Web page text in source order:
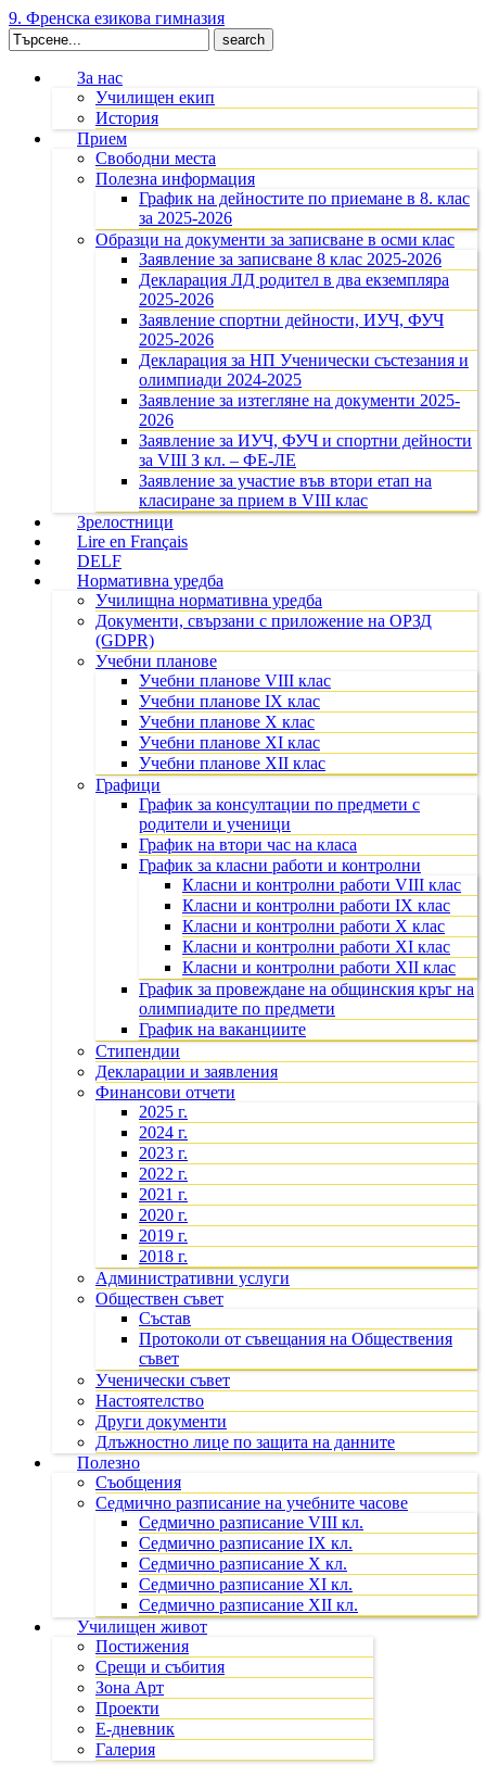
9. Френска езикова гимназия
Search
for:
За нас
Училищен екип
История
Прием
Свободни места
Полезна информация
График на дейностите по приемане в 8. клас
за 2025-2026
Образци на документи за записване в осми клас
Заявление за записване 8 клас 2025-2026
Декларация ЛД родител в два екземпляра
2025-2026
Заявление спортни дейности, ИУЧ, ФУЧ
2025-2026
Декларация за НП Ученически състезания и
олимпиади 2024-2025
Заявление за изтегляне на документи 2025-
2026
Заявление за ИУЧ, ФУЧ и спортни дейности
за VIII З кл. – ФЕ-ЛЕ
Заявление за участие във втори етап на
класиране за прием в VIII клас
Зрелостници
Lire en Français
DELF
Нормативна уредба
Училищна нормативна уредба
Документи, свързани с приложение на ОРЗД
(GDPR)
Учебни планове
Учебни планове VIII клас
Учебни планове IX клас
Учебни планове X клас
Учебни планове XI клас
Учебни планове XII клас
Графици
График за консултации по предмети с
родители и ученици
График на втори час на класа
График за класни работи и контролни
Класни и контролни работи VIII клас
Класни и контролни работи IX клас
Класни и контролни работи X клас
Класни и контролни работи XI клас
Класни и контролни работи XII клас
График за провеждане на общинския кръг на
олимпиадите по предмети
График на ваканциите
Стипендии
Декларации и заявления
Финансови отчети
2025 г.
2024 г.
2023 г.
2022 г.
2021 г.
2020 г.
2019 г.
2018 г.
Административни услуги
Обществен съвет
Състав
Протоколи от съвещания на Обществения
съвет
Ученически съвет
Настоятелство
Други документи
Длъжностно лице по защита на данните
Полезно
Съобщения
Седмично разписание на учебните часове
Седмично разписание VIII кл.
Седмично разписание IX кл.
Седмично разписание X кл.
Седмично разписание XI кл.
Седмично разписание XII кл.
Училищен живот
Постижения
Срещи и събития
Зона Арт
Проекти
Е-дневник
Галерия